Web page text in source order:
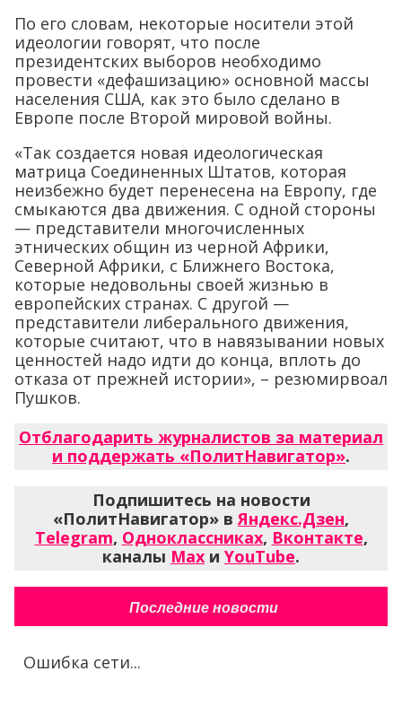
По его словам, некоторые носители этой
идеологии говорят, что после
президентских выборов необходимо
провести «дефашизацию» основной массы
населения США, как это было сделано в
Европе после Второй мировой войны.
«Так создается новая идеологическая
матрица Соединенных Штатов, которая
неизбежно будет перенесена на Европу, где
смыкаются два движения. С одной стороны
— представители многочисленных
этнических общин из черной Африки,
Северной Африки, с Ближнего Востока,
которые недовольны своей жизнью в
европейских странах. С другой —
представители либерального движения,
которые считают, что в навязывании новых
ценностей надо идти до конца, вплоть до
отказа от прежней истории», – резюмирвоал
Пушков.
Отблагодарить журналистов за материал
и поддержать «ПолитНавигатор».
Подпишитесь на новости
«ПолитНавигатор» в Яндекс.Дзен,
Telegram, Одноклассниках, Вконтакте,
каналы Max и YouTube.
Последние новости
Ошибка сети...